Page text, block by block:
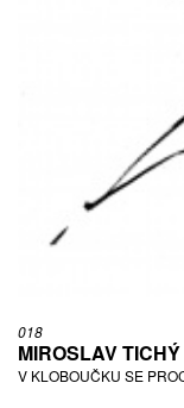
018
MIROSLAV TICHÝ
V KLOBOUČKU SE